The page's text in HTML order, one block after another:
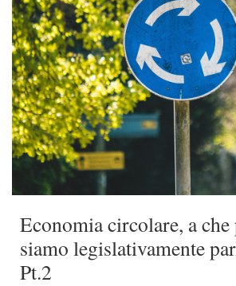
Economia circolare, a che
siamo legislativamente
Pt.2